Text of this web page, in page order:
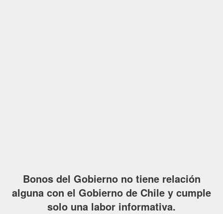
Bonos del Gobierno no tiene relación
alguna con el Gobierno de Chile y cumple
solo una labor informativa.